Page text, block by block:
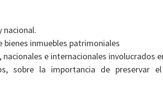
nacional.
bienes inmuebles patrimoniales
e internacionales involucrados
sobre la importancia de preservar